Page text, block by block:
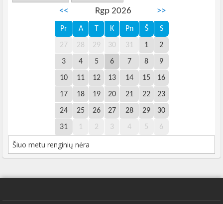
<<
Rgp 2026 >>
Pr A T K Pn Š S
27 28 29 30 31 1 2
3 4 5 6 7 8 9
10 11 12 13 14 15 16
17 18 19 20 21 22 23
24 25 26 27 28 29 30
31 1 2 3 4 5 6
Šiuo metu renginių nėra